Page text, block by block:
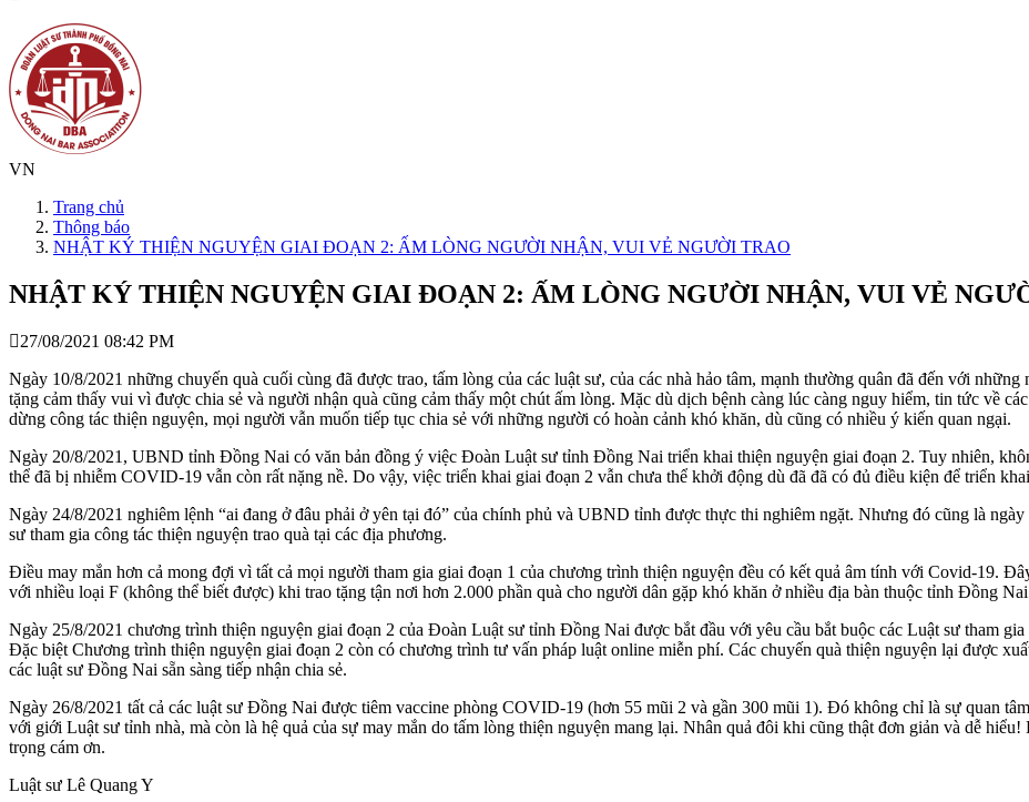
VN
Trang chủ
Thông báo
NHẬT KÝ THIỆN NGUYỆN GIAI ĐOẠN 2: ẤM LÒNG NGƯỜI NHẬN, VUI VẺ NGƯỜI TRAO
NHẬT KÝ THIỆN NGUYỆN GIAI ĐOẠN 2: ẤM LÒNG NGƯỜI NHẬN, VUI VẺ
27/08/2021 08:42 PM
Ngày 10/8/2021 những chuyến quà cuối cùng đã được trao, tấm lòng của các luật sư, của các nhà hảo tâm, mạnh thường quân đã đến với
tặng cảm thấy vui vì được chia sẻ và người nhận quà cũng cảm thấy một chút ấm lòng. Mặc dù dịch bệnh càng lúc càng nguy hiểm, tin tức về
dừng công tác thiện nguyện, mọi người vẫn muốn tiếp tục chia sẻ với những người có hoàn cảnh khó khăn, dù cũng có nhiều ý kiến quan ngại.
Ngày 20/8/2021, UBND tỉnh Đồng Nai có văn bản đồng ý việc Đoàn Luật sư tỉnh Đồng Nai triển khai thiện nguyện giai đoạn 2. Tuy nhiên,
thể đã bị nhiễm COVID-19 vẫn còn rất nặng nề. Do vậy, việc triển khai giai đoạn 2 vẫn chưa thể khởi động dù đã đã có đủ điều kiện để triển
Ngày 24/8/2021 nghiêm lệnh “ai đang ở đâu phải ở yên tại đó” của chính phủ và UBND tỉnh được thực thi nghiêm ngặt. Nhưng đó cũng là
sư tham gia công tác thiện nguyện trao quà tại các địa phương.
Điều may mắn hơn cả mong đợi vì tất cả mọi người tham gia giai đoạn 1 của chương trình thiện nguyện đều có kết quả âm tính với Covid-19.
với nhiều loại F (không thể biết được) khi trao tặng tận nơi hơn 2.000 phần quà cho người dân gặp khó khăn ở nhiều địa bàn thuộc tỉnh Đồng
Ngày 25/8/2021 chương trình thiện nguyện giai đoạn 2 của Đoàn Luật sư tỉnh Đồng Nai được bắt đầu với yêu cầu bắt buộc các Luật sư tham
Đặc biệt Chương trình thiện nguyện giai đoạn 2 còn có chương trình tư vấn pháp luật online miễn phí. Các chuyến quà thiện nguyện lại được
các luật sư Đồng Nai sẵn sàng tiếp nhận chia sẻ.
Ngày 26/8/2021 tất cả các luật sư Đồng Nai được tiêm vaccine phòng COVID-19 (hơn 55 mũi 2 và gần 300 mũi 1). Đó không chỉ là sự quan
với giới Luật sư tỉnh nhà, mà còn là hệ quả của sự may mắn do tấm lòng thiện nguyện mang lại. Nhân quả đôi khi cũng thật đơn giản và dễ
trọng cám ơn.
Luật sư Lê Quang Y